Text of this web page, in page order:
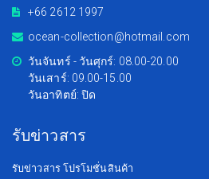
+66 2612 1997
ocean-collection@hotmail.com
วันจันทร์ - วันศุกร์: 08.00-20.00
วันเสาร์: 09.00-15.00
วันอาทิตย์: ปิด
รับข่าวสาร
รับข่าวสาร โปรโมชั่นสินค้า